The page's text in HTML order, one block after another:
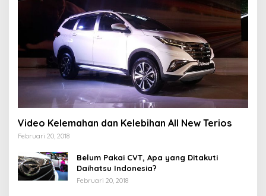
Video Kelemahan dan Kelebihan All New Terios
Februari 20, 2018
Belum Pakai CVT, Apa yang Ditakuti
Daihatsu Indonesia?
Februari 20, 2018